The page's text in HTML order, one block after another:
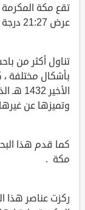
تقع مكة
عرض 21:27 درجة شمالاً وخط طول 39:49 درجة شرقاً .
تناول أكثر من
بأشكال مختلفة
وتميزها عن
مكة .
ركزت عناصر هذا